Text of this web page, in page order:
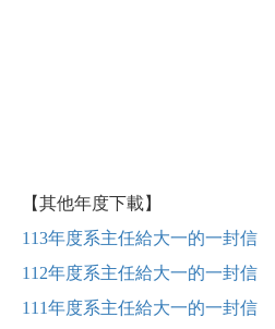
【其他年度下載】
113年度系主任給大一的一封信
112年度系主任給大一的一封信
111年度系主任給大一的一封信